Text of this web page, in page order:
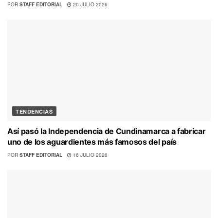
POR STAFF EDITORIAL 20 JULIO 2026
TENDENCIAS
Así pasó la Independencia de Cundinamarca a fabricar
uno de los aguardientes más famosos del país
POR STAFF EDITORIAL 16 JULIO 2026